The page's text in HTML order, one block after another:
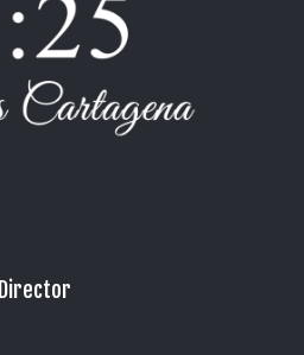
Director